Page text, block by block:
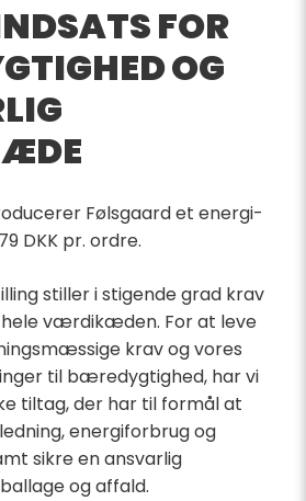
FOR
OG
Følsgaard et energi-
DKK pr. ordre.
stiller i stigende grad krav
værdikæden. For at leve
krav og vores
til bæredygtighed, har vi
tiltag, der har til formål at
energiforbrug og
sikre en ansvarlig
og affald.